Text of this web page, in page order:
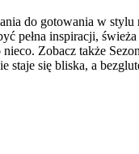
do gotowania w
pełna inspiracji,
nieco. Zobacz także
staje się bliska, a